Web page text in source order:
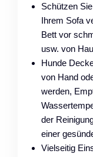
Schützen
Ihrem Sofa
Bett vor
usw. von
Hunde
von Hand
werden,
der
einer
Vielseitig